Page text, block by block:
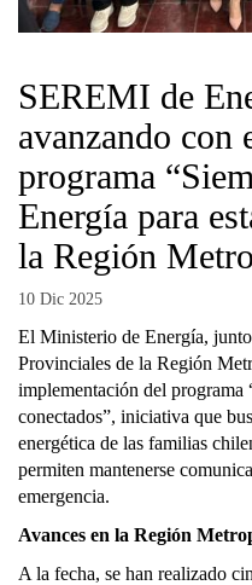
SEREMI de
avanzando con
programa
Energía para
la Región
10 Dic 2025
El Ministerio de Energía,
Provinciales de la Región
implementación del programa
conectados”, iniciativa que
energética de las familias
permiten mantenerse
emergencia.
Avances en la Región
A la fecha, se han realizado